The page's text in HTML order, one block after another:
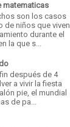
matematicas
son los casos
de niños que viven
durante el
la que s...
después de 4
a vivir la fiesta
pie, el mundial
de pa...